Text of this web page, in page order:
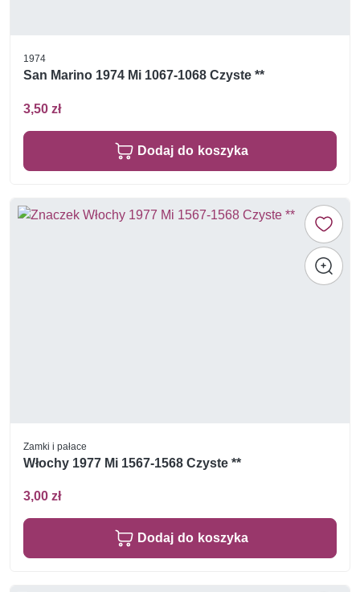
1974
San Marino 1974 Mi 1067-1068 Czyste **
3,50 zł
Dodaj do koszyka
Zamki i pałace
Włochy 1977 Mi 1567-1568 Czyste **
3,00 zł
Dodaj do koszyka